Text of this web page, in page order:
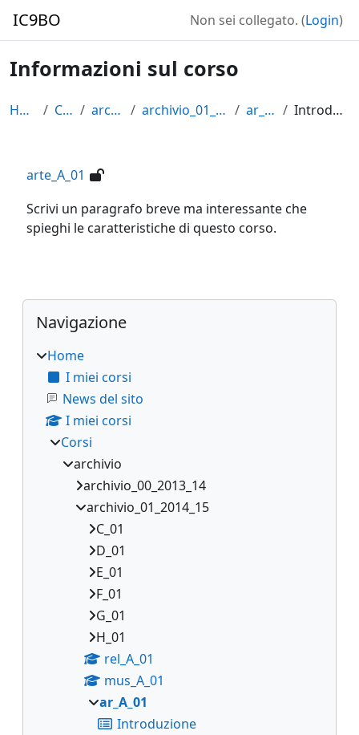
IC9BO Non sei collegato. (Login)
Informazioni sul corso
Home Corsi archivio archivio_01_2014_15 ar_A_01 Introduzione
arte_A_01
Scrivi un paragrafo breve ma interessante che
spieghi le caratteristiche di questo corso.
Blocchi
Salta Navigazione
Navigazione
Home
I miei corsi
News del sito
I miei corsi
Corsi
archivio
archivio_00_2013_14
archivio_01_2014_15
C_01
D_01
E_01
F_01
G_01
H_01
rel_A_01
mus_A_01
ar_A_01
Introduzione